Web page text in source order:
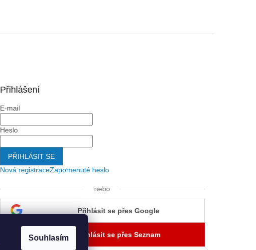
Souhlasím
Přihlášení
E-mail
Heslo
PŘIHLÁSIT SE
Nová registraceZapomenuté heslo
nebo
Přihlásit se přes Google
Přihlásit se přes Seznam